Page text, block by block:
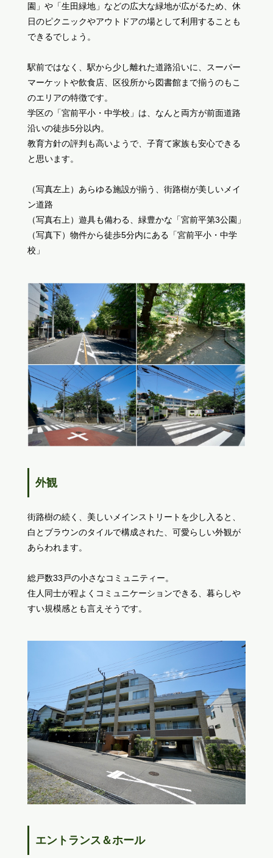
園」や「生田緑地」などの広大な緑地が広がるため、休
日のピクニックやアウトドアの場として利用することも
できるでしょう。
駅前ではなく、駅から少し離れた道路沿いに、スーパー
マーケットや飲食店、区役所から図書館まで揃うのもこ
のエリアの特徴です。
学区の「宮前平小・中学校」は、なんと両方が前面道路
沿いの徒歩5分以内。
教育方針の評判も高いようで、子育て家族も安心できる
と思います。
（写真左上）あらゆる施設が揃う、街路樹が美しいメイ
ン道路
（写真右上）遊具も備わる、緑豊かな「宮前平第3公園」
（写真下）物件から徒歩5分内にある「宮前平小・中学
校」
外観
街路樹の続く、美しいメインストリートを少し入ると、
白とブラウンのタイルで構成された、可愛らしい外観が
あらわれます。
総戸数33戸の小さなコミュニティー。
住人同士が程よくコミュニケーションできる、暮らしや
すい規模感とも言えそうです。
エントランス＆ホール